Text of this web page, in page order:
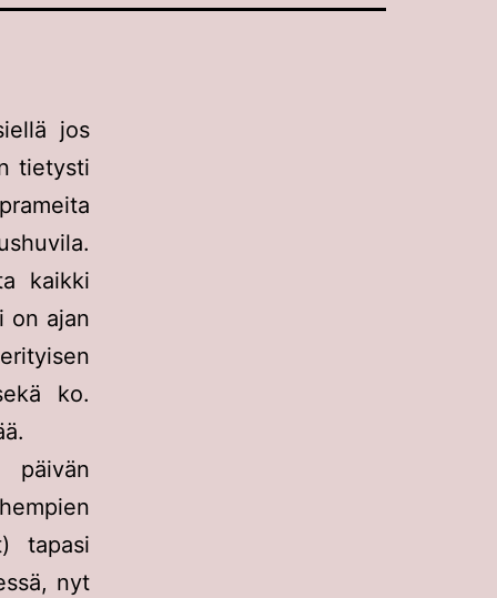
jos
tietysti
kaikki
on ajan
ko.
päivän
tapasi
nyt